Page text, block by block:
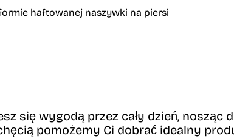
haftowanej naszywki na piersi
się wygodą przez cały dzień, nosząc
pomożemy Ci dobrać idealny